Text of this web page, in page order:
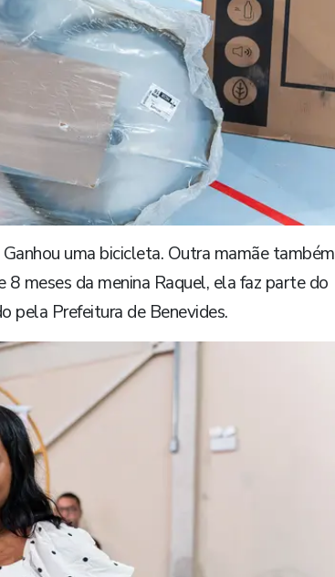
uma bicicleta. Outra mamãe também
meses da menina Raquel, ela faz parte do
pela Prefeitura de Benevides.